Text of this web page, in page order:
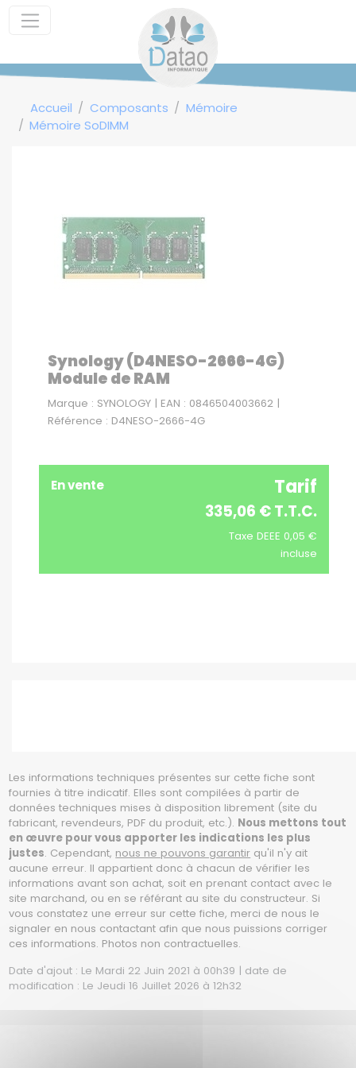
Accueil Composants
Mémoire
Mémoire SoDIMM
Synology (D4NESO-2666-4G)
Module de RAM
Marque : SYNOLOGY | EAN : 0846504003662 |
Référence : D4NESO-2666-4G
En vente Tarif
335,06 € T.T.C.
Taxe DEEE 0,05 €
incluse
Les informations techniques présentes sur cette fiche sont
fournies à titre indicatif. Elles sont compilées à partir de
données techniques mises à disposition librement (site du
fabricant, revendeurs, PDF du produit, etc.). Nous mettons tout
en œuvre pour vous apporter les indications les plus
justes. Cependant, nous ne pouvons garantir qu'il n'y ait
aucune erreur. Il appartient donc à chacun de vérifier les
informations avant son achat, soit en prenant contact avec le
site marchand, ou en se référant au site du constructeur. Si
vous constatez une erreur sur cette fiche, merci de nous le
signaler en nous contactant afin que nous puissions corriger
ces informations. Photos non contractuelles.
Date d'ajout : Le Mardi 22 Juin 2021 à 00h39 | date de
modification : Le Jeudi 16 Juillet 2026 à 12h32
Panneau de gestion des cookies